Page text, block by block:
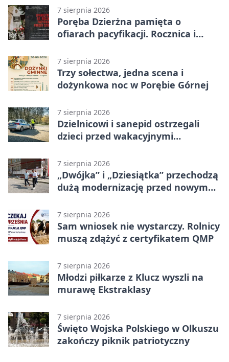
7 sierpnia 2026
Poręba Dzierżna pamięta o
ofiarach pacyfikacji. Rocznica i
7 sierpnia 2026
Trzy sołectwa, jedna scena i
dożynkowa noc w Porębie Górnej
7 sierpnia 2026
Dzielnicowi i sanepid ostrzegali
dzieci przed wakacyjnymi
7 sierpnia 2026
„Dwójka” i „Dziesiątka” przechodzą
dużą modernizację przed nowym
7 sierpnia 2026
Sam wniosek nie wystarczy. Rolnicy
muszą zdążyć z certyfikatem QMP
7 sierpnia 2026
Młodzi piłkarze z Klucz wyszli na
murawę Ekstraklasy
7 sierpnia 2026
Święto Wojska Polskiego w Olkuszu
zakończy piknik patriotyczny